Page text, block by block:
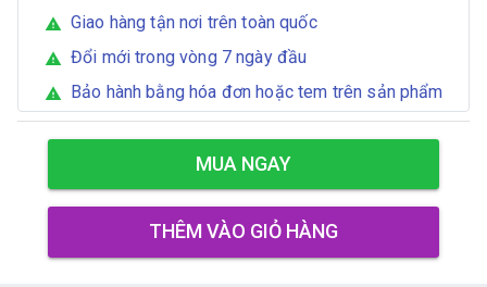
warning Giao hàng tận nơi trên toàn quốc
warning Đổi mới trong vòng 7 ngày đầu
warning Bảo hành bằng hóa đơn hoặc tem trên sản phẩm
MUA NGAY
THÊM VÀO GIỎ HÀNG